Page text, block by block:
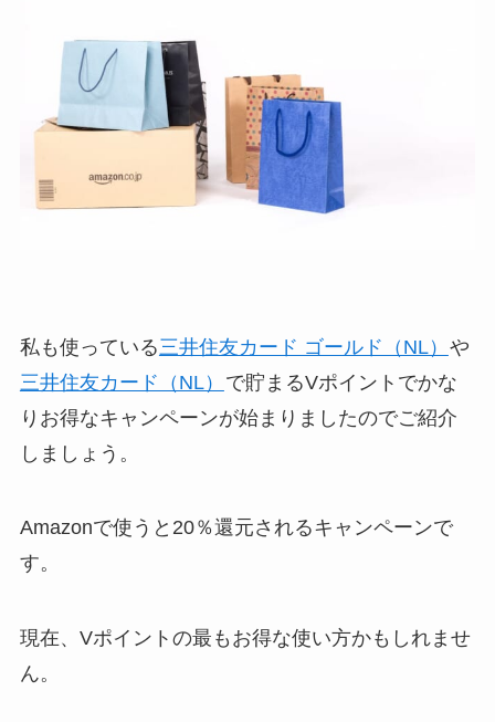
私も使っている三井住友カード ゴールド（NL） や
三井住友カード（NL）
で貯まるVポイントでかな
りお得なキャンペーンが始まりましたのでご紹介
しましょう。
Amazonで使うと20％還元されるキャンペーンで
す。
現在、Vポイントの最もお得な使い方かもしれませ
ん。